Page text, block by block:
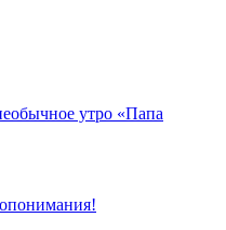
утро «Папа